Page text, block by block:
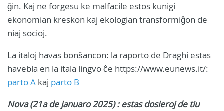
ĝin. Kaj ne forgesu ke malfacile estos kunigi
ekonomian kreskon kaj ekologian transformiĝon de
niaj socioj.
La italoj havas bonŝancon: la raporto de Draghi estas
havebla en la itala lingvo ĉe https://www.eunews.it/:
parto A kaj parto B
Nova (21a de januaro 2025) : estas dosieroj de tiu